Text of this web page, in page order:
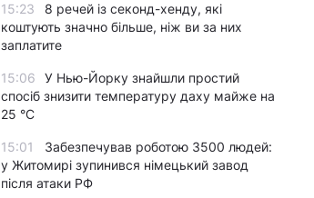
15:23
8 речей із секонд-хенду, які
коштують значно більше, ніж ви за них
заплатите
15:06
У Нью-Йорку знайшли простий
спосіб знизити температуру даху майже на
25 °C
15:01
Забезпечував роботою 3500 людей:
у Житомирі зупинився німецький завод
після атаки РФ